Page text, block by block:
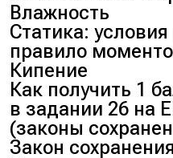
Влажность
Статика:
правило
Кипение
Как получить 1
в задании 26 на
(законы
Закон